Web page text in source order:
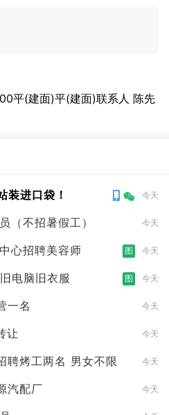
平(建面)平(建面)联系人 陈先
装进口袋！ 今天
（不招暑假工） 今天
心招聘美容师 图 今天
电脑旧衣服 图 今天
一名 今天
让 今天
聘烤工两名 男女不限 今天
汽配厂 今天